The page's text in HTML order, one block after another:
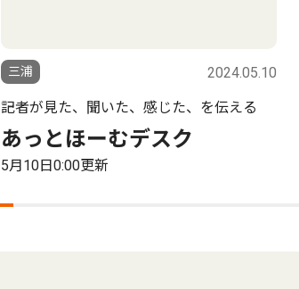
三浦 2024.05.10
記者が見た、聞いた、感じた、を伝える
あっとほーむデスク
5月10日0:00更新